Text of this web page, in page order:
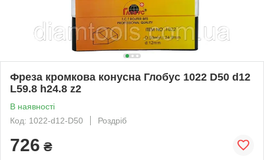
Фреза кромкова конусна Глобус 1022 D50 d12
L59.8 h24.8 z2
В наявності
Код: 1022-d12-D50
Роздріб
726 ₴